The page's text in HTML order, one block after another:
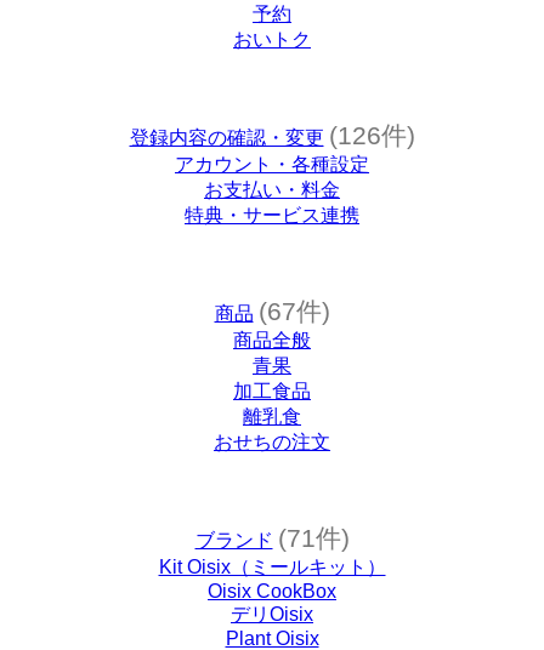
予約
おいトク
登録内容の確認・変更 (126件)
アカウント・各種設定
お支払い・料金
特典・サービス連携
商品 (67件)
商品全般
青果
加工食品
離乳食
おせちの注文
ブランド (71件)
Kit Oisix（ミールキット）
Oisix CookBox
デリOisix
Plant Oisix